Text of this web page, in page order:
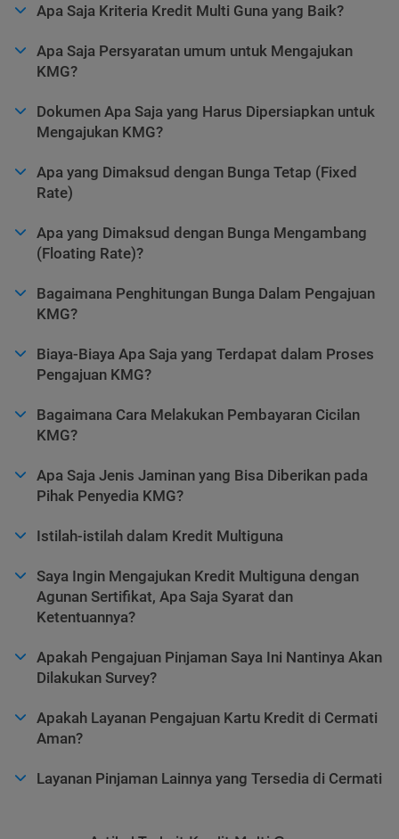
Apa Saja Kriteria Kredit Multi Guna yang Baik?
Apa Saja Persyaratan umum untuk Mengajukan
KMG?
Dokumen Apa Saja yang Harus Dipersiapkan untuk
Mengajukan KMG?
Apa yang Dimaksud dengan Bunga Tetap (Fixed
Rate)
Apa yang Dimaksud dengan Bunga Mengambang
(Floating Rate)?
Bagaimana Penghitungan Bunga Dalam Pengajuan
KMG?
Biaya-Biaya Apa Saja yang Terdapat dalam Proses
Pengajuan KMG?
Bagaimana Cara Melakukan Pembayaran Cicilan
KMG?
Apa Saja Jenis Jaminan yang Bisa Diberikan pada
Pihak Penyedia KMG?
Istilah-istilah dalam Kredit Multiguna
Saya Ingin Mengajukan Kredit Multiguna dengan
Agunan Sertifikat, Apa Saja Syarat dan
Ketentuannya?
Apakah Pengajuan Pinjaman Saya Ini Nantinya Akan
Dilakukan Survey?
Apakah Layanan Pengajuan Kartu Kredit di Cermati
Aman?
Layanan Pinjaman Lainnya yang Tersedia di Cermati